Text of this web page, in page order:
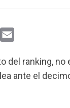
a
i
del ranking,
ante el